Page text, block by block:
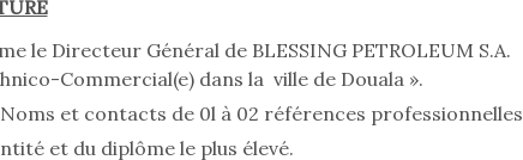
le Directeur Général de BLESSING PETROLEUM S.A.
Commercial(e) dans la ville de Douala ».
et contacts de 0l à 02 références professionnelles
et du diplôme le plus élevé.